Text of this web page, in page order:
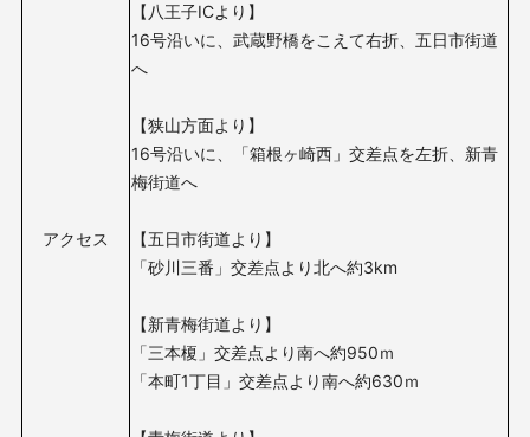
アクセス
【八王子ICより】
16号沿いに、武蔵野橋をこえて右折、五日市街道
へ
【狭山方面より】
16号沿いに、「箱根ヶ崎西」交差点を左折、新青
梅街道へ
【五日市街道より】
「砂川三番」交差点より北へ約3km
【新青梅街道より】
「三本榎」交差点より南へ約950ｍ
「本町1丁目」交差点より南へ約630ｍ